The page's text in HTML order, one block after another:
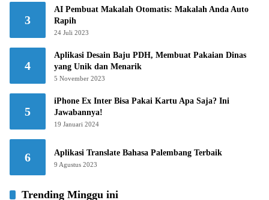
3
AI Pembuat Makalah Otomatis: Makalah Anda Auto
Rapih
24 Juli 2023
4
Aplikasi Desain Baju PDH, Membuat Pakaian Dinas
yang Unik dan Menarik
5 November 2023
5
iPhone Ex Inter Bisa Pakai Kartu Apa Saja? Ini
Jawabannya!
19 Januari 2024
6 Aplikasi Translate Bahasa Palembang Terbaik
9 Agustus 2023
Trending Minggu ini